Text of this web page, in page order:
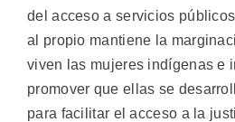
del acceso a servicios
al propio mantiene la
viven las mujeres indígenas e
promover que ellas se
para facilitar el acceso a la